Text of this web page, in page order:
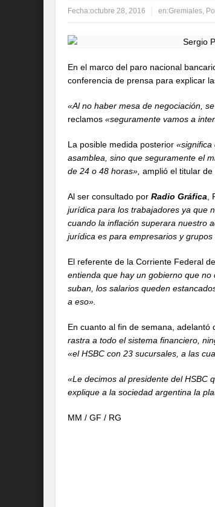
Fecha:octubre 28, 2016 en:Gremiales,
En el marco del paro nacional
conferencia de prensa para explicar
«Al no haber mesa de negociación,
reclamos «seguramente vamos a
La posible medida posterior «significa
asamblea, sino que seguramente el
de 24 o 48 horas», amplió el titular de
Al ser consultado por Radio Gráfica
jurídica para los trabajadores ya que
cuando la inflación superara nuestro
jurídica es para empresarios y
El referente de la Corriente Federal
entienda que hay un gobierno que
suban, los salarios queden
a eso».
En cuanto al fin de semana, adelantó
rastra a todo el sistema financiero,
«el HSBC con 23 sucursales, a las
«Le decimos al presidente del HSBC
explique a la sociedad argentina la
MM / GF / RG